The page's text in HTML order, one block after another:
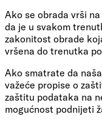
Ako se obrada vrši
da je u svakom
zakonitost obrade
vršena do trenutka
Ako smatrate da
važeće propise o
zaštitu podataka na
mogućnost podnijeti